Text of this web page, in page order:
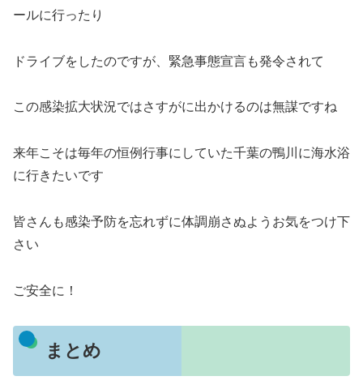
ールに行ったり
ドライブをしたのですが、緊急事態宣言も発令されて
この感染拡大状況ではさすがに出かけるのは無謀ですね
来年こそは毎年の恒例行事にしていた千葉の鴨川に海水浴
に行きたいです
皆さんも感染予防を忘れずに体調崩さぬようお気をつけ下
さい
ご安全に！
まとめ